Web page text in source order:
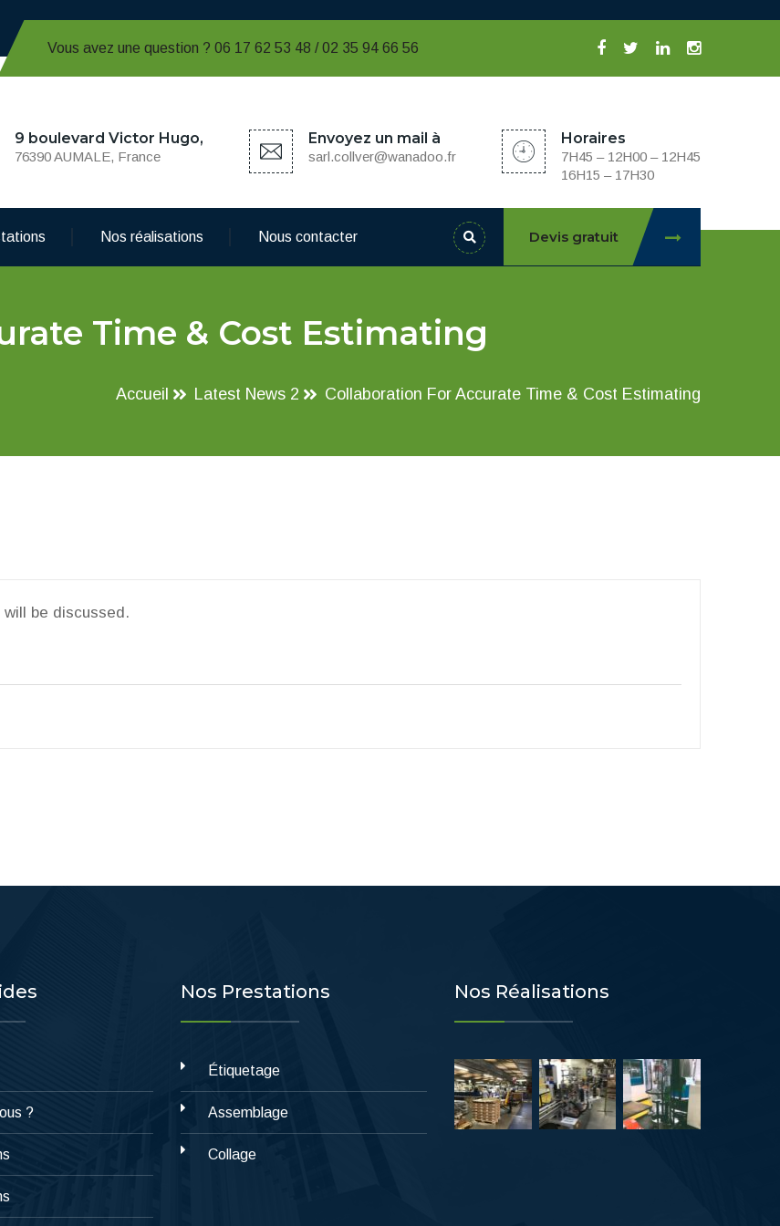
Vous avez une question ? 06 17 62 53 48 / 02 35 94 66 56
9 boulevard Victor Hugo,
76390 AUMALE, France
Envoyez un mail à
sarl.collver@wanadoo.fr
Horaires
7H45 – 12H00 – 12H45
16H15 – 17H30
Nos réalisations Nous contacter Devis gratuit
Time & Cost Estimating
Accueil Latest News 2 Collaboration For Accurate Time & Cost Estimating
be discussed.
?
Nos Prestations
Étiquetage
Assemblage
Collage
Nos Réalisations